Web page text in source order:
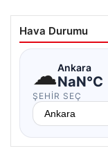
Hava Durumu
☁Ankara
NaN°C
ŞEHIR SEÇ